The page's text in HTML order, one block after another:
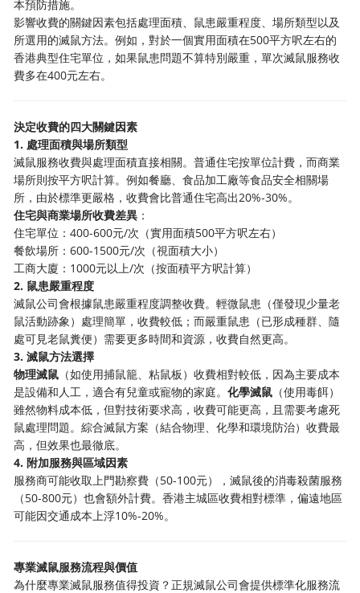
本預防措施。
影響收費的關鍵因素包括處理面積、鼠患嚴重程度、場所類型以及
所選用的滅鼠方法。例如，對於一個實用面積在500平方呎左右的
香港典型住宅單位，如果鼠患問題不算特別嚴重，單次滅鼠服務收
費多在400元左右。
決定收費的四大關鍵因素
1. 處理面積與場所類型
滅鼠服務收費與處理面積直接相關。普通住宅按單位計費，而商業
場所則按平方呎計算。例如餐廳、食品加工廠等食品安全相關場
所，由於標準更嚴格，收費會比普通住宅高出20%-30%。
住宅與商業場所收費差異 ：
住宅單位：400-600元/次（實用面積500平方呎左右）
餐飲場所：600-1500元/次（視面積大小）
工商大廈：1000元以上/次（按面積平方呎計算）
2. 鼠患嚴重程度
滅鼠公司會根據鼠患嚴重程度調整收費。輕微鼠患（僅發現少量老
鼠活動跡象）處理簡單，收費較低；而嚴重鼠患（已形成種群、隨
處可見老鼠糞便）需要更多時間和資源，收費自然更高。
3. 滅鼠方法選擇
物理滅鼠 （如使用捕鼠籠、粘鼠板）收費相對較低，因為主要成本
是設備和人工，適合有兒童或寵物的家庭。化學滅鼠 （使用毒餌）
雖然物料成本低，但對技術要求高，收費可能更高，且需要考慮死
鼠處理問題。綜合滅鼠方案（結合物理、化學和環境防治）收費最
高，但效果也最徹底。
4. 附加服務與區域因素
服務商可能收取上門勘察費（50-100元），滅鼠後的消毒殺菌服務
（50-800元）也會額外計費。香港主城區收費相對標準，偏遠地區
可能因交通成本上浮10%-20%。
專業滅鼠服務流程與價值
為什麼專業滅鼠服務值得投資？正規滅鼠公司會提供標準化服務流